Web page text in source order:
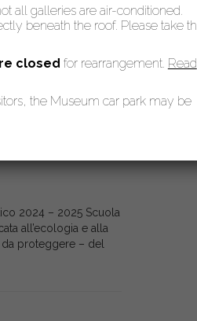
scolastico 2025 –
grado organizzata
di Scienze della
2024 – 2025 Scuola
all’ecologia e alla
proteggere – del
all galleries are air-conditioned.
beneath the roof. Please take
closed for rearrangement. Read
the Museum car park may be